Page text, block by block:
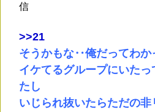
信
>>21
そうかもな‥俺だってわか
イケてるグループにいた
たし
いじられ抜いたらただの